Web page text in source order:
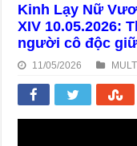
Kinh Lạy Nữ
XIV 10.05.2026:
người cô độc
11/05/2026